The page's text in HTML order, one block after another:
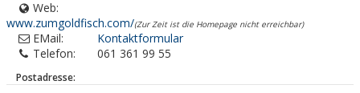
Web:
www.zumgoldfisch.com/(Zur Zeit ist die Homepage nicht erreichbar)
EMail:
Kontaktformular
Telefon:
061 361 99 55
Postadresse: